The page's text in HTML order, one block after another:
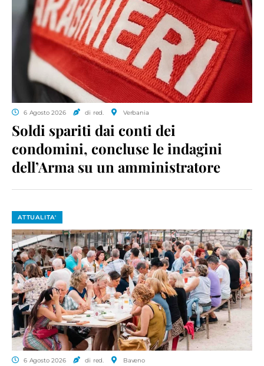
6 Agosto 2026 di red. Verbania
Soldi spariti dai conti dei
condomini, concluse le indagini
dell’Arma su un amministratore
ATTUALITA'
6 Agosto 2026 di red. Baveno